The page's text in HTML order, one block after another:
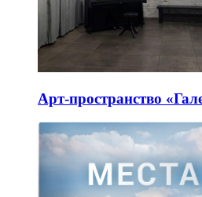
Арт-пространство